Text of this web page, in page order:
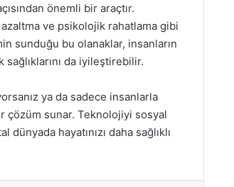
önemli bir araçtır.
ve psikolojik rahatlama gibi
sunduğu bu olanaklar, insanların
sağlıklarını da iyileştirebilir.
ya da sadece insanlarla
çözüm sunar. Teknolojiyi sosyal
hayatınızı daha sağlıklı